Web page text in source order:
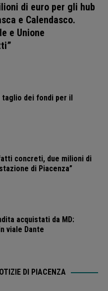
di euro per gli hub
e Calendasco.
e Unione
taglio dei fondi per il
concreti, due milioni di
di Piacenza”
acquistati da MD:
viale Dante
DI PIACENZA